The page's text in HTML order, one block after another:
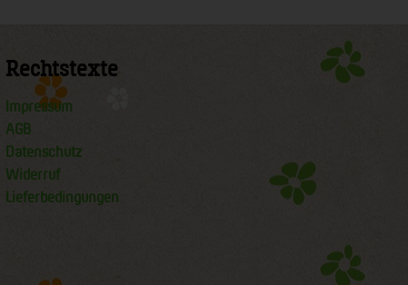
Rechtstexte
Impressum
AGB
Datenschutz
Widerruf
Lieferbedingungen